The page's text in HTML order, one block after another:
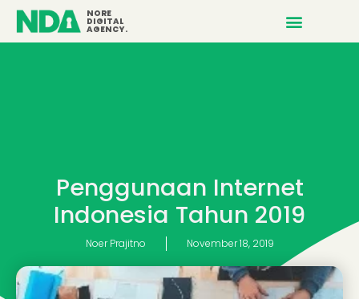
NORE
DIGITAL
AGENCY.
Penggunaan Internet
Indonesia Tahun 2019
Noer Prajitno November 18, 2019